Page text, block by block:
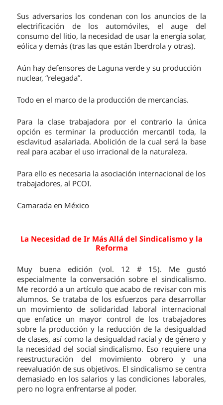
Sus adversarios los condenan con los anuncios de la
electrificación de los automóviles, el auge del
consumo del litio, la necesidad de usar la energía solar,
eólica y demás (tras las que están Iberdrola y otras).
Aún hay defensores de Laguna verde y su producción
nuclear, “relegada”.
Todo en el marco de la producción de mercancías.
Para la clase trabajadora por el contrario la única
opción es terminar la producción mercantil toda, la
esclavitud asalariada. Abolición de la cual será la base
real para acabar el uso irracional de la naturaleza.
Para ello es necesaria la asociación internacional de los
trabajadores, al PCOI.
Camarada en México
La Necesidad de Ir Más Allá del Sindicalismo y la
Reforma
Muy buena edición (vol. 12 # 15). Me gustó
especialmente la conversación sobre el sindicalismo.
Me recordó a un artículo que acabo de revisar con mis
alumnos. Se trataba de los esfuerzos para desarrollar
un movimiento de solidaridad laboral internacional
que enfatice un mayor control de los trabajadores
sobre la producción y la reducción de la desigualdad
de clases, así como la desigualdad racial y de género y
la necesidad del social sindicalismo. Eso requiere una
reestructuración del movimiento obrero y una
reevaluación de sus objetivos. El sindicalismo se centra
demasiado en los salarios y las condiciones laborales,
pero no logra enfrentarse al poder.